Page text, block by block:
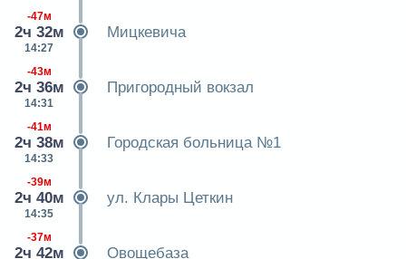
-47м
2ч 32м
14:27
Мицкевича
-43м
2ч 36м
14:31
Пригородный вокзал
-41м
2ч 38м
14:33
Городская больница №1
-39м
2ч 40м
14:35
ул. Клары Цеткин
-37м
2ч 42м Овощебаза